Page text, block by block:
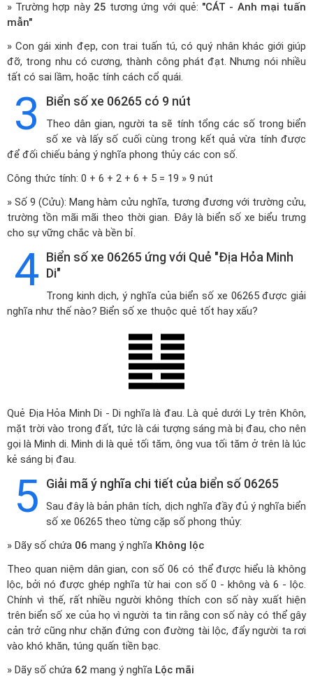
» Trường hợp này 25 tương ứng với quẻ: "CÁT - Anh mại tuấn
mẫn"
» Con gái xinh đẹp, con trai tuấn tú, có quý nhân khác giới giúp
đỡ, trong nhu có cương, thành công phát đạt. Nhưng nói nhiều
tất có sai lầm, hoặc tính cách cổ quái.
3 Biển số xe 06265 có 9 nút
Theo dân gian, người ta sẽ tính tổng các số trong biển
số xe và lấy số cuối cùng trong kết quả vừa tính được
để đối chiếu bảng ý nghĩa phong thủy các con số.
Công thức tính: 0 + 6 + 2 + 6 + 5 = 19 » 9 nút
» Số 9 (Cửu): Mang hàm cửu nghĩa, tương đương với trường cửu,
trường tồn mãi mãi theo thời gian. Đây là biển số xe biểu trưng
cho sự vững chắc và bền bỉ.
4 Biển số xe 06265 ứng với Quẻ "Địa Hỏa Minh
Di"
Trong kinh dịch, ý nghĩa của biển số xe 06265 được giải
nghĩa như thế nào? Biển số xe thuộc quẻ tốt hay xấu?
Quẻ Địa Hỏa Minh Di - Di nghĩa là đau. Là quẻ dưới Ly trên Khôn,
mặt trời vào trong đất, tức là cái tượng sáng mà bị đau, cho nên
gọi là Minh di. Minh di là quẻ tối tăm, ông vua tối tăm ở trên là lúc
kẻ sáng bị đau.
5 Giải mã ý nghĩa chi tiết của biển số 06265
Sau đây là bản phân tích, dịch nghĩa đầy đủ ý nghĩa biển
số xe 06265 theo từng cặp số phong thủy:
» Dãy số chứa 06 mang ý nghĩa Không lộc
Theo quan niệm dân gian, con số 06 có thể được hiểu là không
lộc, bởi nó được ghép nghĩa từ hai con số 0 - không và 6 - lộc.
Chính vì thế, rất nhiều người không thích con số này xuất hiện
trên biển số xe của họ vì người ta tin rằng con số này có thể gây
cản trở cũng như chặn đứng con đường tài lộc, đẩy người ta rơi
vào khó khăn, túng quấn tiền bạc.
» Dãy số chứa 62 mang ý nghĩa Lộc mãi